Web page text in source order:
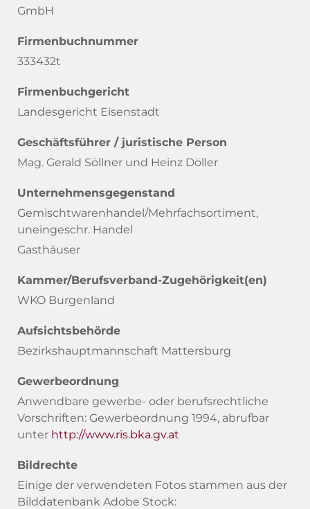
GmbH
Firmenbuchnummer
333432t
Firmenbuchgericht
Landesgericht Eisenstadt
Geschäftsführer / juristische Person
Mag. Gerald Söllner und Heinz Döller
Unternehmensgegenstand
Gemischtwarenhandel/Mehrfachsortiment,
uneingeschr. Handel
Gasthäuser
Kammer/Berufsverband-Zugehörigkeit(en)
WKO Burgenland
Aufsichtsbehörde
Bezirkshauptmannschaft Mattersburg
Gewerbeordnung
Anwendbare gewerbe- oder berufsrechtliche
Vorschriften: Gewerbeordnung 1994, abrufbar
unter http://www.ris.bka.gv.at
Bildrechte
Einige der verwendeten Fotos stammen aus der
Bilddatenbank Adobe Stock: